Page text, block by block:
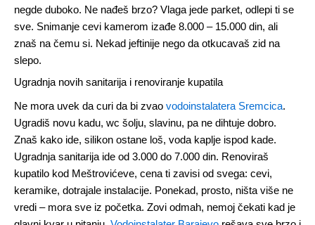
negde duboko. Ne nađeš brzo? Vlaga jede parket, odlepi ti se
sve. Snimanje cevi kamerom izađe 8.000 – 15.000 din, ali
znaš na čemu si. Nekad jeftinije nego da otkucavaš zid na
slepo.
Ugradnja novih sanitarija i renoviranje kupatila
Ne mora uvek da curi da bi zvao vodoinstalatera Sremcica.
Ugradiš novu kadu, wc šolju, slavinu, pa ne dihtuje dobro.
Znaš kako ide, silikon ostane loš, voda kaplje ispod kade.
Ugradnja sanitarija ide od 3.000 do 7.000 din. Renoviraš
kupatilo kod Meštrovićeve, cena ti zavisi od svega: cevi,
keramike, dotrajale instalacije. Ponekad, prosto, ništa više ne
vredi – mora sve iz početka. Zovi odmah, nemoj čekati kad je